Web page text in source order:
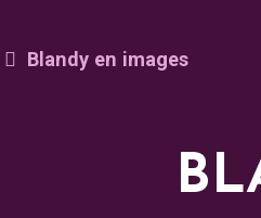
Blandy en images